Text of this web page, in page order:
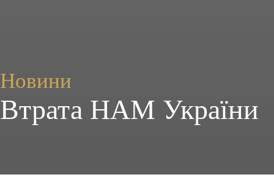
Новини
Втрата НАМ України